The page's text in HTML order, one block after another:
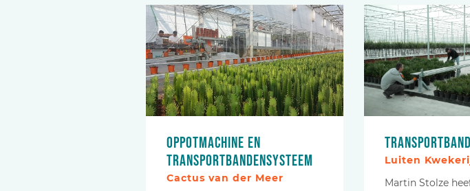
Oppotmachine en
transportbandensysteem
Cactus van der Meer
Luiten
Martin Stolze